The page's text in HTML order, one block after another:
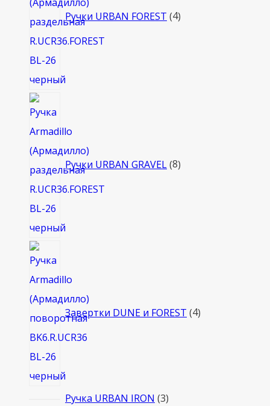
Ручки URBAN FOREST 4
Ручки URBAN GRAVEL 8
Завертки DUNE и FOREST 4
Ручка URBAN IRON 33